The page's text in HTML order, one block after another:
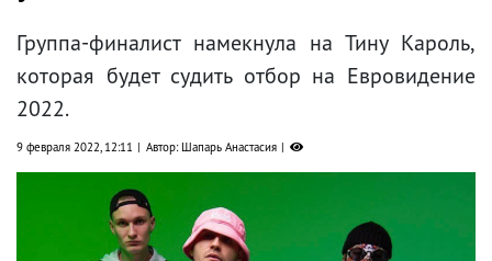
Группа-финалист намекнула на Тину Кароль,
которая будет судить отбор на Евровидение
2022.
9 февраля 2022, 12:11 Автор: Шапарь Анастасия